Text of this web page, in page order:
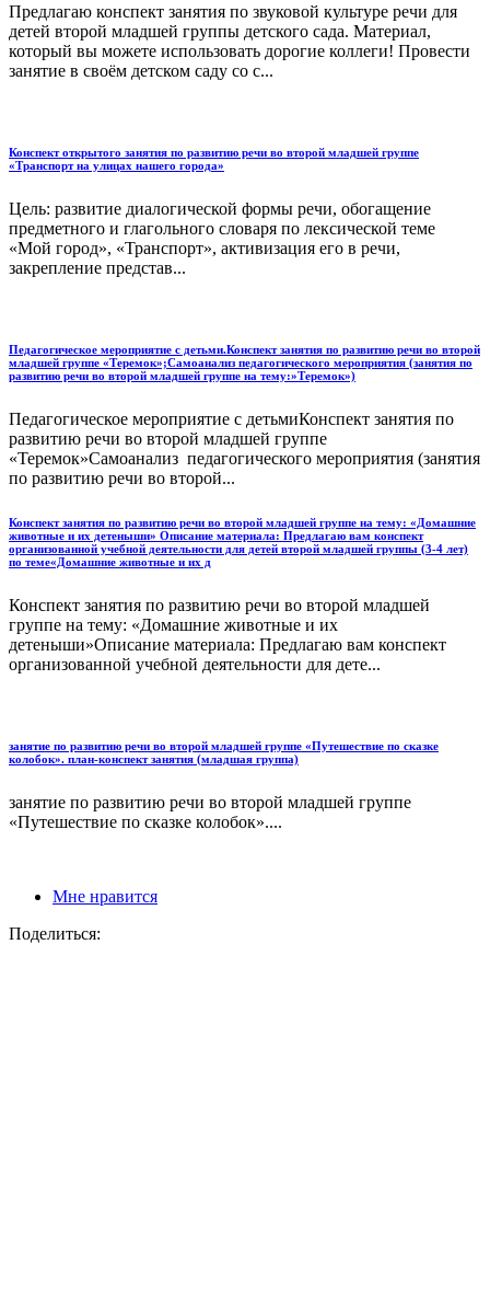
Предлагаю конспект занятия по звуковой культуре речи для
детей второй младшей группы детского сада. Материал,
который вы можете использовать дорогие коллеги! Провести
занятие в своём детском саду со с...
Конспект открытого занятия по развитию речи во второй младшей группе
«Транспорт на улицах нашего города»
Цель: развитие диалогической формы речи, обогащение
предметного и глагольного словаря по лексической теме
«Мой город», «Транспорт», активизация его в речи,
закрепление представ...
Педагогическое мероприятие с детьми.Конспект занятия по развитию речи во второй
младшей группе «Теремок»;Самоанализ педагогического мероприятия (занятия по
развитию речи во второй младшей группе на тему:»Теремок»)
Педагогическое мероприятие с детьмиКонспект занятия по
развитию речи во второй младшей группе
«Теремок»Самоанализ педагогического мероприятия (занятия
по развитию речи во второй...
Конспект занятия по развитию речи во второй младшей группе на тему: «Домашние
животные и их детеныши» Описание материала: Предлагаю вам конспект
организованной учебной деятельности для детей второй младшей группы (3-4 лет)
по теме«Домашние животные и их д
Конспект занятия по развитию речи во второй младшей
группе на тему: «Домашние животные и их
детеныши»Описание материала: Предлагаю вам конспект
организованной учебной деятельности для дете...
занятие по развитию речи во второй младшей группе «Путешествие по сказке
колобок». план-конспект занятия (младшая группа)
занятие по развитию речи во второй младшей группе
«Путешествие по сказке колобок»....
Мне нравится
Поделиться: